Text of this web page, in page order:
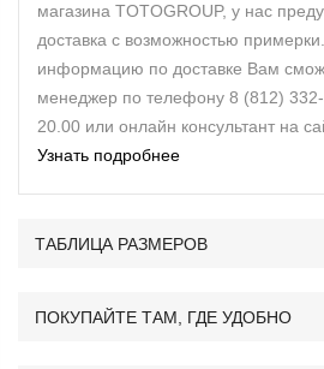
магазина TOTOGROUP, у нас
доставка с возможностью
информацию по доставке Вам
менеджер по телефону 8 (812)
20.00 или онлайн консультант на
Узнать подробнее
ТАБЛИЦА РАЗМЕРОВ
ПОКУПАЙТЕ ТАМ, ГДЕ УДОБНО